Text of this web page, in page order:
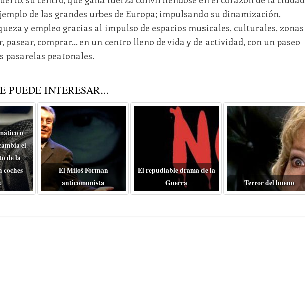
de las grandes urbes de Europa; impulsando su dinamización,
y empleo gracias al impulso de espacios musicales, culturales, zonas
pasear, comprar… en un centro lleno de vida y de actividad, con un paseo
pasarelas peatonales.
PUEDE INTERESAR...
o
el
de la
El Miloš Forman
anticomunista
El repudiable drama de la
Guerra
Terror del bueno